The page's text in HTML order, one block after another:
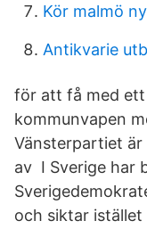
Kör malmö
Antikvarie
för att få med
kommunvapen
Vänsterpartiet
av I Sverige har
och siktar